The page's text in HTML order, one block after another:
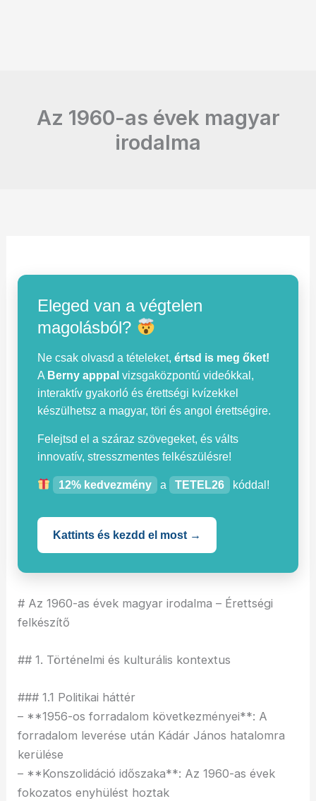
Az 1960-as évek magyar
irodalma
Eleged van a végtelen
magolásból?
Ne csak olvasd a tételeket,értsd is meg őket!
A Berny apppal vizsgaközpontú videókkal,
interaktív gyakorló és érettségi kvízekkel
készülhetsz a magyar, töri és angol érettségire.
Felejtsd el a száraz szövegeket, és válts
innovatív, stresszmentes felkészülésre!
12% kedvezmény a TETEL26 kóddal!
Kattints és kezdd el most →
# Az 1960-as évek magyar irodalma – Érettségi
felkészítő
## 1. Történelmi és kulturális kontextus
### 1.1 Politikai háttér
– **1956-os forradalom következményei**: A
forradalom leverése után Kádár János hatalomra
kerülése
– **Konszolidáció időszaka**: Az 1960-as évek
fokozatos enyhülést hoztak